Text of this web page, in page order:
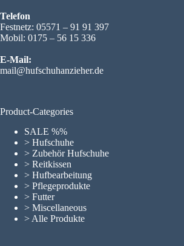
Telefon
Festnetz: 05571 – 91 91 397
Mobil: 0175 – 56 15 336
E-Mail:
mail@hufschuhanzieher.de
Product-Categories
SALE %%
> Hufschuhe
> Zubehör Hufschuhe
> Reitkissen
> Hufbearbeitung
> Pflegeprodukte
> Futter
> Miscellaneous
> Alle Produkte